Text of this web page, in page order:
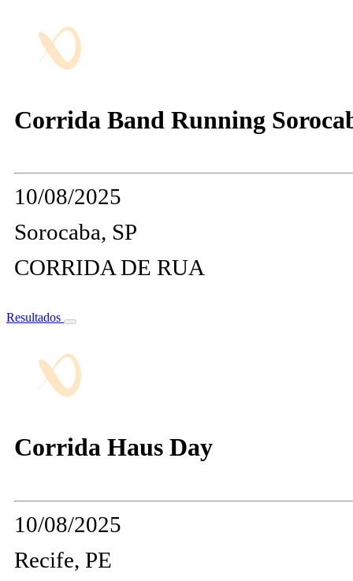
Corrida Band Running
10/08/2025
Sorocaba, SP
CORRIDA DE RUA
Resultados
Corrida Haus Day
10/08/2025
Recife, PE